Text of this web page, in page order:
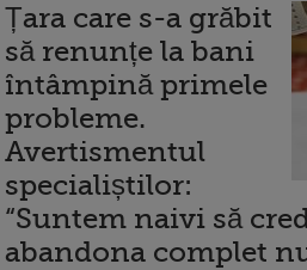
Țara care s-a grăbit
să renunțe la bani
întâmpină primele
probleme.
Avertismentul
specialiștilor:
“Suntem naivi să
abandona complet